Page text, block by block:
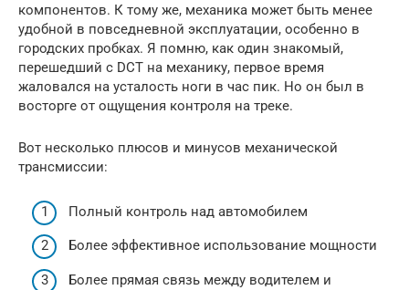
компонентов. К тому же, механика может быть менее
удобной в повседневной эксплуатации, особенно в
городских пробках. Я помню, как один знакомый,
перешедший с DCT на механику, первое время
жаловался на усталость ноги в час пик. Но он был в
восторге от ощущения контроля на треке.
Вот несколько плюсов и минусов механической
трансмиссии:
Полный контроль над автомобилем
Более эффективное использование мощности
Более прямая связь между водителем и